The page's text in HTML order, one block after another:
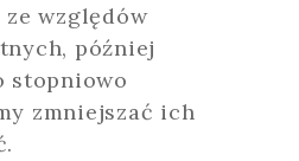
ze względów
później
stopniowo
zmniejszać ich